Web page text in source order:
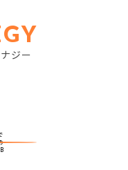
ジー